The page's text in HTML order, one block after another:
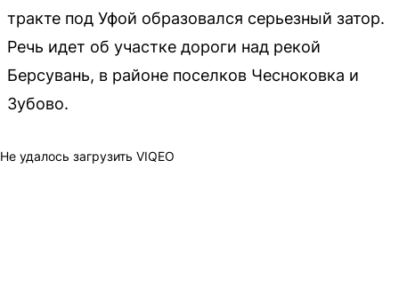
тракте под Уфой образовался серьезный затор.
Речь идет об участке дороги над рекой
Берсувань, в районе поселков Чесноковка и
Зубово.
Не удалось загрузить VIQEO